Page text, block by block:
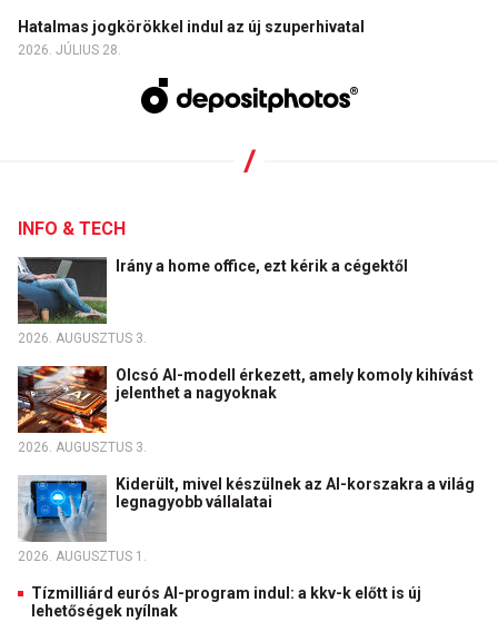
Hatalmas jogkörökkel indul az új szuperhivatal
2026. JÚLIUS 28.
INFO & TECH
Irány a home office, ezt kérik a cégektől
2026. AUGUSZTUS 3.
Olcsó AI-modell érkezett, amely komoly kihívást
jelenthet a nagyoknak
2026. AUGUSZTUS 3.
Kiderült, mivel készülnek az AI-korszakra a világ
legnagyobb vállalatai
2026. AUGUSZTUS 1.
Tízmilliárd eurós AI-program indul: a kkv-k előtt is új
lehetőségek nyílnak